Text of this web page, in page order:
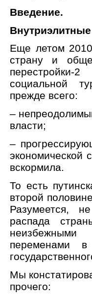
Введение.
Еще летом 2010
страну и
социальной
прежде всего:
–
власти;
–
экономической
вскормила.
То есть
второй
Разумеется,
распада
переменами
Мы
прочего: